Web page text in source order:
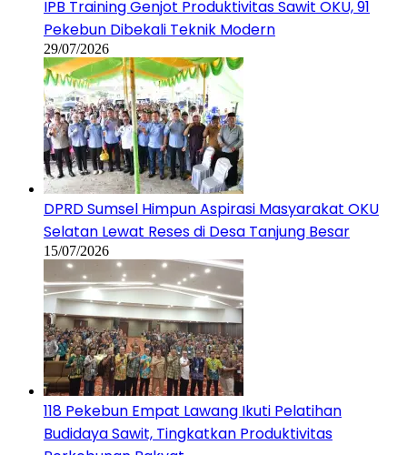
DPRD Sumsel Himpun Aspirasi Masyarakat OKU
Selatan Lewat Reses di Desa Tanjung Besar
15/07/2026
118 Pekebun Empat Lawang Ikuti Pelatihan
Budidaya Sawit, Tingkatkan Produktivitas
Perkebunan Rakyat
14/07/2026
NASIONAL